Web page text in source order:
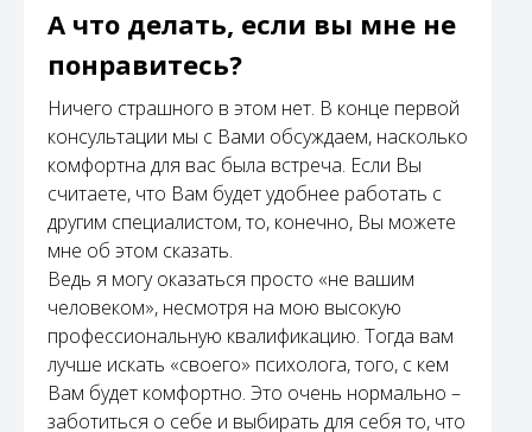
А что делать, если вы мне не
понравитесь?
Ничего страшного в этом нет. В конце первой
консультации мы с Вами обсуждаем, насколько
комфортна для вас была встреча. Если Вы
считаете, что Вам будет удобнее работать с
другим специалистом, то, конечно, Вы можете
мне об этом сказать.
Ведь я могу оказаться просто «не вашим
человеком», несмотря на мою высокую
профессиональную квалификацию. Тогда вам
лучше искать «своего» психолога, того, с кем
Вам будет комфортно. Это очень нормально –
заботиться о себе и выбирать для себя то, что